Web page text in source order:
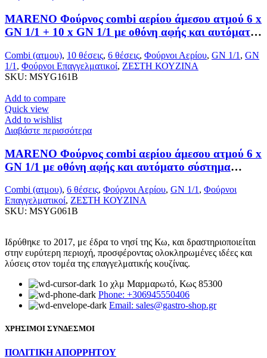
MARENO Φούρνος combi αερίου άμεσου ατμού 6 x
GN 1/1 + 10 x GN 1/1 με οθόνη αφής και αυτόματο
Combi (ατμου), 10 θέσεις, 6 θέσεις, Φούρνοι Αερίου, GN 1/1 , GN
1/1 , Φούρνοι Επαγγελματικοί, ΖΕΣΤΗ ΚΟΥΖΙΝΑ
SKU: MSYG161B
Add to compare
Quick view
Add to wishlist
Διαβάστε περισσότερα
MARENO Φούρνος combi αερίου άμεσου ατμού 6 x
GN 1/1 με οθόνη αφής και αυτόματο σύστημα
Combi (ατμου), 6 θέσεις, Φούρνοι Αερίου, GN 1/1 , Φούρνοι
Επαγγελματικοί, ΖΕΣΤΗ ΚΟΥΖΙΝΑ
SKU: MSYG061B
Ιδρύθηκε το 2017, με έδρα το νησί της Κω, και δραστηριοποιείται
στην ευρύτερη περιοχή, προσφέροντας ολοκληρωμένες ιδέες και
λύσεις στον τομέα της επαγγελματικής κουζίνας.
1ο χλμ Μαρμαρωτό, Κως 85300
Phone: +306945550406
Email: sales@gastro-shop.gr
ΧΡΗΣΙΜΟΙ ΣΥΝΔΕΣΜΟΙ
ΠΟΛΙΤΙΚΗ ΑΠΟΡΡΗΤΟΥ